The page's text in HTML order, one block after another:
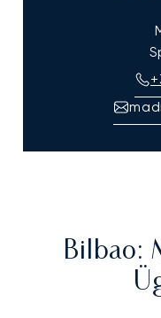
Bilbao: